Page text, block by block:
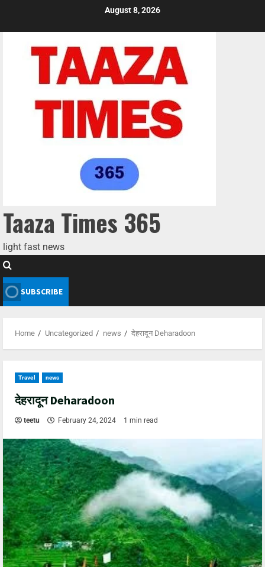
August 8, 2026
Taaza Times 365
light fast news
SUBSCRIBE
Home Uncategorized news देहरादून Deharadoon
Travel news
देहरादून Deharadoon
teetu February 24, 2024 1 min read